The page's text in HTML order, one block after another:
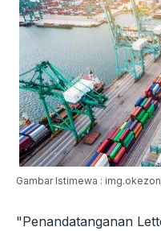
Gambar Istimewa :
"Penandatanganan